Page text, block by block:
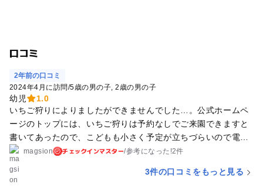
口コミ
2年前の口コミ
2024年4月に訪問/5歳の男の子 2歳の男の子
幼児
1.0
いちご狩りによりましたができませんでした…。公式ホームペ
ージのトップには、いちご狩りは予約なしでご来園できますと
書いてあったので、こどもも小さく予定が立ちづらいので電話
予約せず直接行ったら、やってないよーごめんねーと言われて
しまいました。4月上旬です。 ちなみに、ほうとうもやってな
いそうです。 後でホームページを確認して、トップからいちご
magsion チェックインマスター/参考になった!2件
3件の口コミをもっと見る